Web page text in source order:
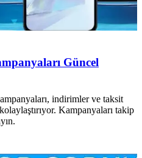
Güncel
indirimler ve taksit
Kampanyaları takip